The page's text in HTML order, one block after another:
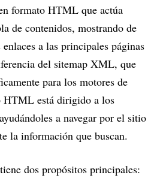
formato HTML que actúa
de contenidos, mostrando de
a las principales páginas
del sitemap XML, que
para los motores de
HTML está dirigido a los
a navegar por el sitio
la información que buscan.
tiene dos propósitos principales: